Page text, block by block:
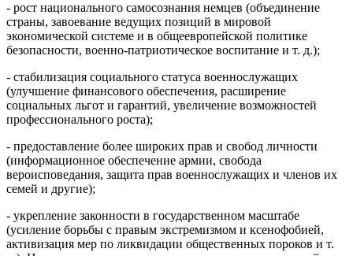
- рост национального самосознания немцев (объединение
страны, завоевание ведущих позиций в мировой
экономической системе и в общеевропейской политике
безопасности, военно-патриотическое воспитание и т. д.);
- стабилизация социального статуса военнослужащих
(улучшение финансового обеспечения, расширение
социальных льгот и гарантий, увеличение возможностей
профессионального роста);
- предоставление более широких прав и свобод личности
(информационное обеспечение армии, свобода
вероисповедания, защита прав военнослужащих и членов их
семей и другие);
- укрепление законности в государственном масштабе
(усиление борьбы с правым экстремизмом и ксенофобией,
активизация мер по ликвидации общественных пороков и т.